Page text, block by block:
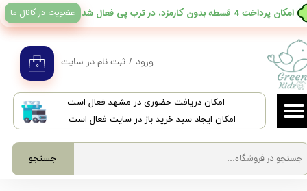
​امکان دریافت حضوری در مشهد فعال است
امکان ایجاد سبد خرید باز در سایت فعال است
جستجو
۰ ورود / ثبت نام در سایت
حساب کاربری من
تغییر گذر واژه
سفارشات
خروج از حساب کاربری
​امکان پرداخت 4 قسطه بدون کارمزد، در ترب پی فعال شد عضویت در کانال ما